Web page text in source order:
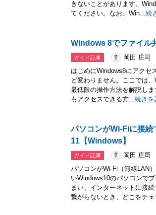
きないことがあります。
てください。なお、Win...続
Windows 8でファイル
ガイド記事
岡田 庄司
はじめにWindows8にアクセ
ど変わりません。ここでは
最低限の操作方法を解説し
もアクセスできる方...続きを
パソコンがWi-Fiに接続
11【Windows】
ガイド記事
岡田 庄司
パソコンがWi-Fi（無線LAN
いWindows10のパソコンで
まい、インターネットに接
繋がらないとき、どこをチ